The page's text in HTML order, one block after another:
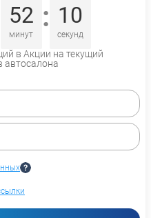
52
минут
: 10
секунд
в Акции на текущий
автосалона